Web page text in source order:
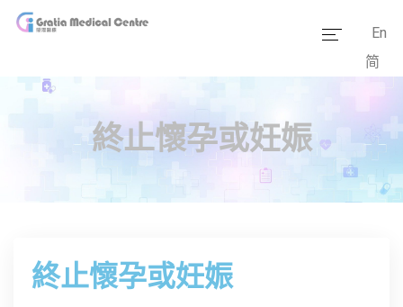
服務範疇
傳媒報道
En
简
終止懷孕或妊娠
終止懷孕或妊娠